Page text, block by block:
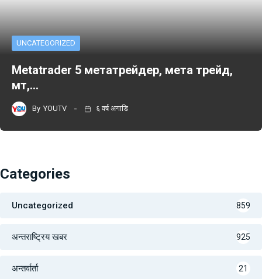
UNCATEGORIZED
Metatrader 5 метатрейдер, мета трейд,
мт,…
By YOUTV ६ वर्ष अगाडि
Categories
Uncategorized 859
अन्तराष्ट्रिय खबर 925
अन्तर्वार्ता 21